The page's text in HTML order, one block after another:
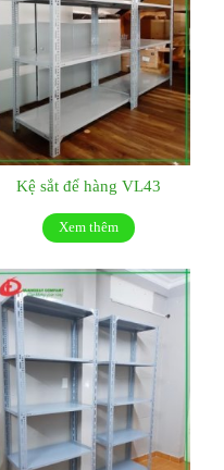
Kệ sắt để hàng VL43
Xem thêm